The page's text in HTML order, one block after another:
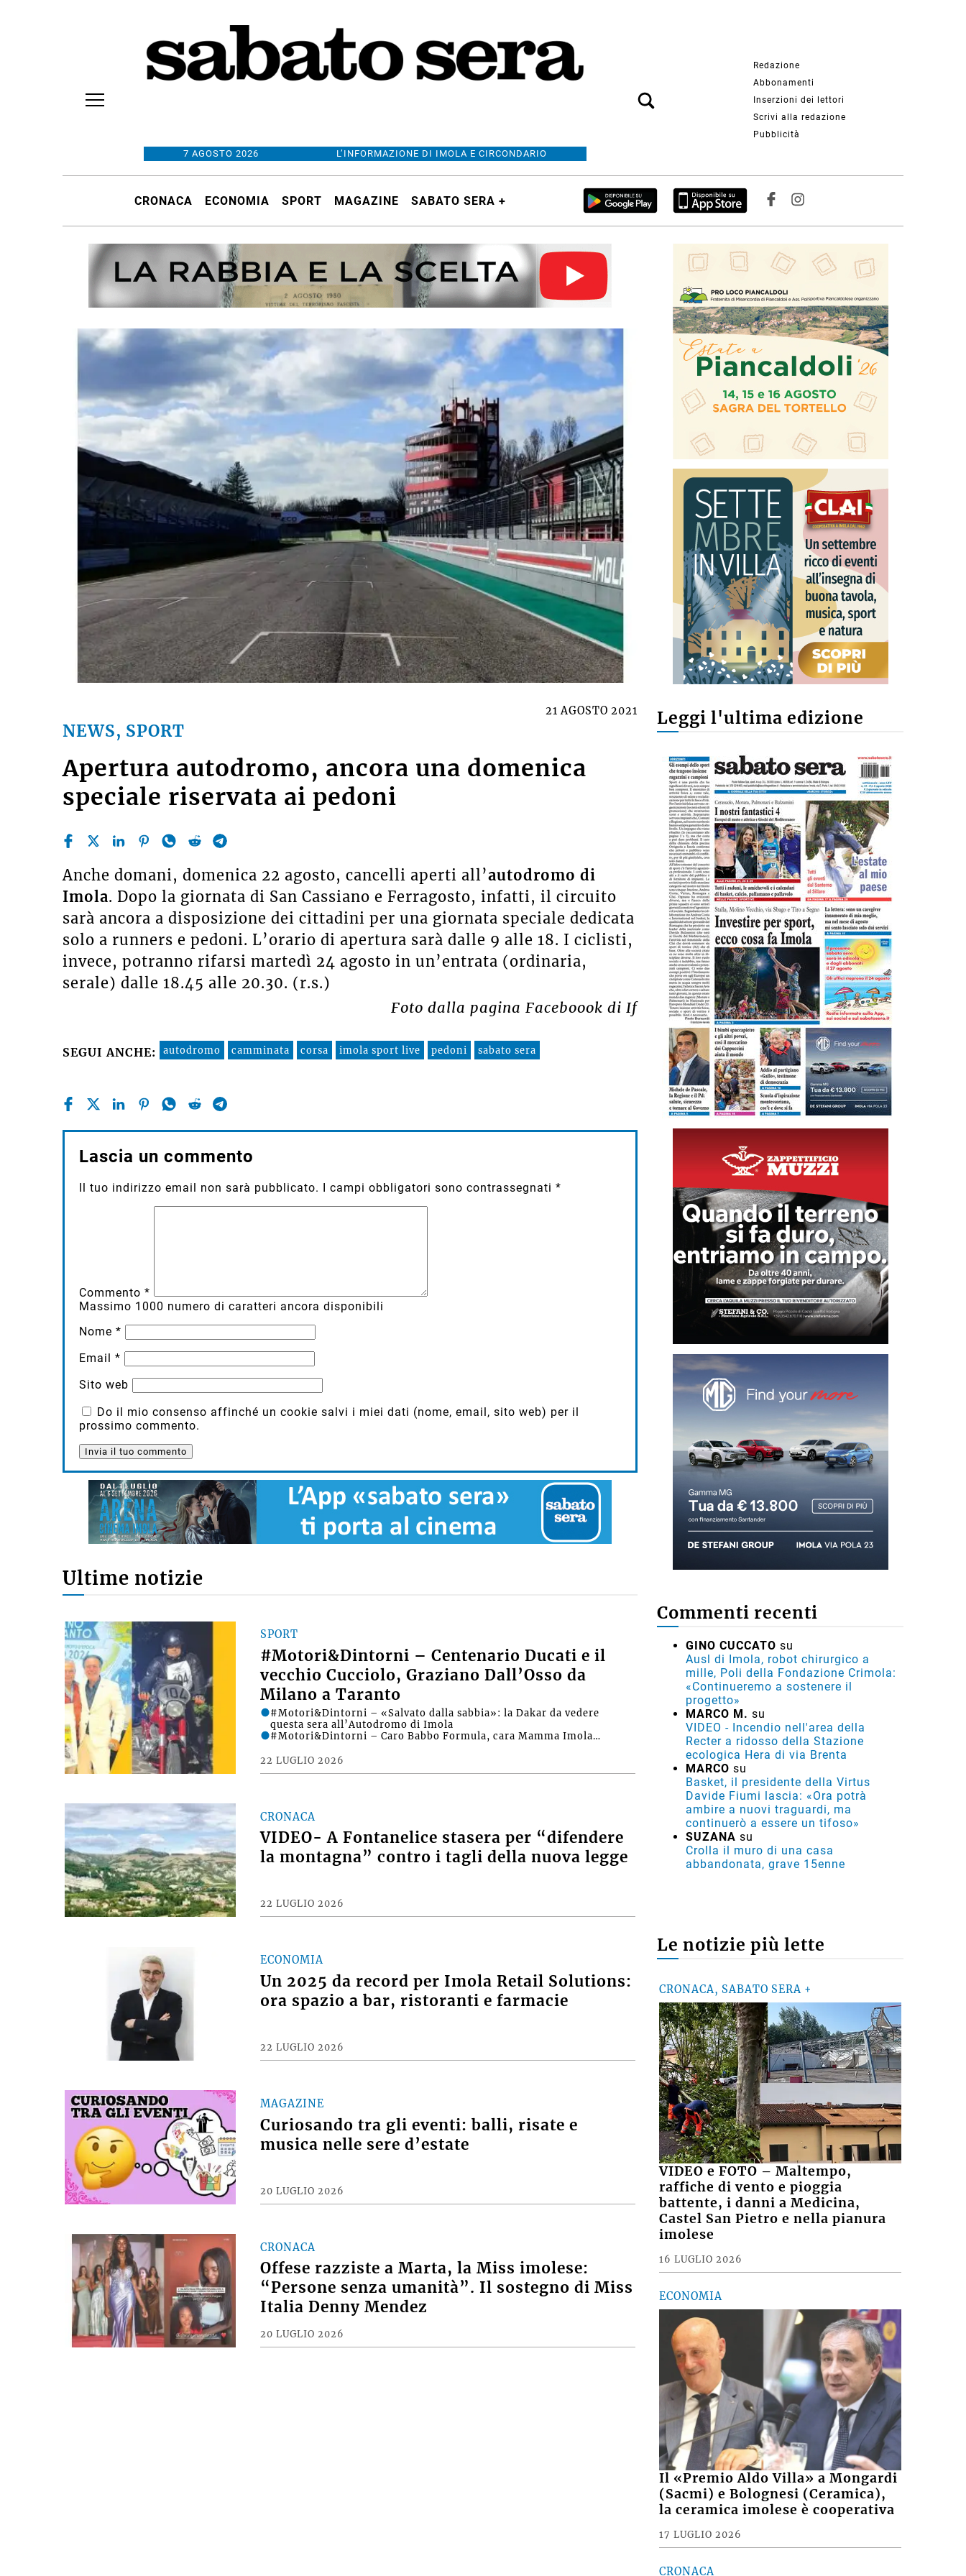
7 AGOSTO 2026 L’INFORMAZIONE DI IMOLA E CIRCONDARIO
Redazione
Abbonamenti
Inserzioni dei lettori
Scrivi alla redazione
Pubblicità
CRONACA ECONOMIA SPORT MAGAZINE SABATO SERA +
NEWS, SPORT
21 AGOSTO 2021
Apertura autodromo, ancora una domenica
speciale riservata ai pedoni
Anche domani, domenica 22 agosto, cancelli aperti all’autodromo di
Imola. Dopo la giornata di San Cassiano e Ferragosto, infatti, il circuito
sarà ancora a disposizione dei cittadini per una giornata speciale dedicata
solo a runners e pedoni. L’orario di apertura sarà dalle 9 alle 18. I ciclisti,
invece, potranno rifarsi martedì 24 agosto in un’entrata (ordinaria,
serale) dalle 18.45 alle 20.30. (r.s.)
Foto dalla pagina Faceboook di If
SEGUI ANCHE: autodromo camminata corsa imola sport live pedoni sabato sera
Lascia un commento
Il tuo indirizzo email non sarà pubblicato. I campi obbligatori sono contrassegnati *
Commento *
Massimo 1000 numero di caratteri ancora disponibili
Nome *
Email *
Sito web
Do il mio consenso affinché un cookie salvi i miei dati (nome, email, sito web) per il
prossimo commento.
Ultime notizie
SPORT
#Motori&Dintorni – Centenario Ducati e il
vecchio Cucciolo, Graziano Dall’Osso da
Milano a Taranto
22 LUGLIO 2026
#Motori&Dintorni – «Salvato dalla sabbia»: la Dakar da vedere
questa sera all’Autodromo di Imola
#Motori&Dintorni – Caro Babbo Formula, cara Mamma Imola…
CRONACA
VIDEO- A Fontanelice stasera per “difendere
la montagna” contro i tagli della nuova legge
22 LUGLIO 2026
ECONOMIA
Un 2025 da record per Imola Retail Solutions:
ora spazio a bar, ristoranti e farmacie
22 LUGLIO 2026
MAGAZINE
Curiosando tra gli eventi: balli, risate e
musica nelle sere d’estate
20 LUGLIO 2026
CRONACA
Offese razziste a Marta, la Miss imolese:
“Persone senza umanità”. Il sostegno di Miss
Italia Denny Mendez
20 LUGLIO 2026
Leggi l'ultima edizione
Commenti recenti
GINO CUCCATO su
Ausl di Imola, robot chirurgico a
mille, Poli della Fondazione Crimola:
«Continueremo a sostenere il
progetto»
MARCO M. su
VIDEO - Incendio nell'area della
Recter a ridosso della Stazione
ecologica Hera di via Brenta
MARCO su
Basket, il presidente della Virtus
Davide Fiumi lascia: «Ora potrà
ambire a nuovi traguardi, ma
continuerò a essere un tifoso»
SUZANA su
Crolla il muro di una casa
abbandonata, grave 15enne
Le notizie più lette
CRONACA, SABATO SERA +
VIDEO e FOTO – Maltempo,
raffiche di vento e pioggia
battente, i danni a Medicina,
Castel San Pietro e nella pianura
imolese
16 LUGLIO 2026
ECONOMIA
Il «Premio Aldo Villa» a Mongardi
(Sacmi) e Bolognesi (Ceramica),
la ceramica imolese è cooperativa
17 LUGLIO 2026
CRONACA